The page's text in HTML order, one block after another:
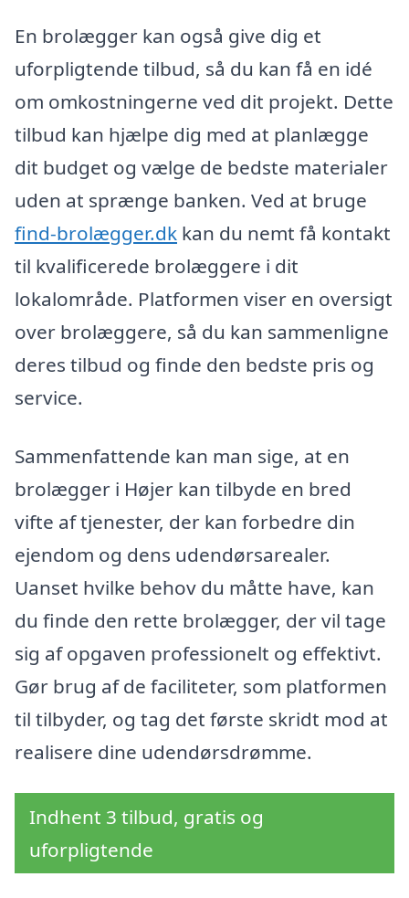
En brolægger kan også give dig et
uforpligtende tilbud, så du kan få en idé
om omkostningerne ved dit projekt. Dette
tilbud kan hjælpe dig med at planlægge
dit budget og vælge de bedste materialer
uden at sprænge banken. Ved at bruge
find-brolægger.dk kan du nemt få kontakt
til kvalificerede brolæggere i dit
lokalområde. Platformen viser en oversigt
over brolæggere, så du kan sammenligne
deres tilbud og finde den bedste pris og
service.
Sammenfattende kan man sige, at en
brolægger i Højer kan tilbyde en bred
vifte af tjenester, der kan forbedre din
ejendom og dens udendørsarealer.
Uanset hvilke behov du måtte have, kan
du finde den rette brolægger, der vil tage
sig af opgaven professionelt og effektivt.
Gør brug af de faciliteter, som platformen
til tilbyder, og tag det første skridt mod at
realisere dine udendørsdrømme.
Indhent 3 tilbud, gratis og
uforpligtende